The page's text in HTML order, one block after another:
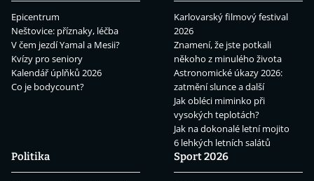
Epicentrum
Neštovice: příznaky, léčba
V čem jezdí Yamal a Mesii?
Kvízy pro seniory
Kalendář úplňků 2026
Co je bodycount?
Karlovarský filmový festival
2026
Znamení, že jste potkali
někoho z minulého života
Astronomické úkazy 2026:
zatmění slunce a další
Jak obléci miminko při
vysokých teplotách?
Jak na dokonalé letní mojito
6 lehkých letních salátů
Politika
Sport 2026